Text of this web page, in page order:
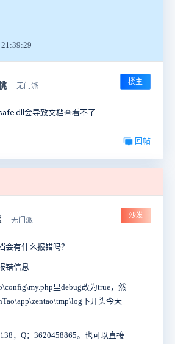
无门派 楼主
会导致文档查看不了
回帖
无门派
沙发
会有什么报错吗？
错信息
里debug改为true，然
下开头今天
，Q：3620458865。也可以直接